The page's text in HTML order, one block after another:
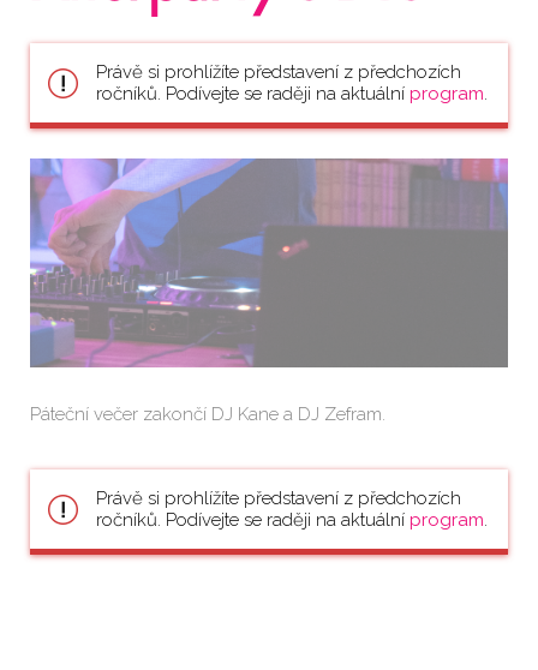
Právě si prohlížíte představení z předchozích
ročníků. Podívejte se raději na aktuální program.
Páteční večer zakončí DJ Kane a DJ Zefram.
Právě si prohlížíte představení z předchozích
ročníků. Podívejte se raději na aktuální program.